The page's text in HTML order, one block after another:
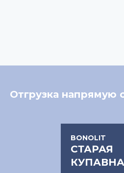
Отгрузка напрямую
BONOLIT
СТАРАЯ
КУПАВНА